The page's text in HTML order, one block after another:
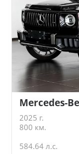
Mercedes-
2025 г.
800 км.
584.64 л.с.